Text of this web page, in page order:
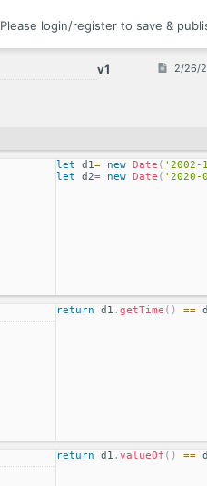
Please login/register to save &
v1 2/26/
let d1= new Date ( '2002-
let d2= new Date ( '2020-
return d1 . getTime ( ) ==
return d1 . valueOf ( ) ==